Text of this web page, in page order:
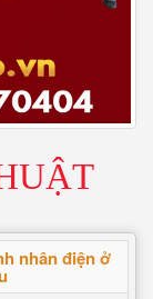
nhân điện ở